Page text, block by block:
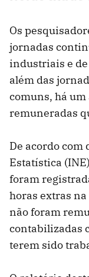
Os
jornadas
industriais e
além das
comuns, há
remuneradas
De acordo com
Estatística
foram
horas extras
não foram
contabilizadas
terem sido